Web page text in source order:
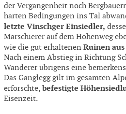
der Vergangenheit noch
harten Bedingungen ins Tal
letzte Vinschger Einsiedler,
Marschierer auf dem Höhenweg
wie die gut erhaltenen Ruinen
Nach einem Abstieg in Richtung
Wanderer übrigens eine
Das Ganglegg gilt im gesamten
erforschte,befestigte
Eisenzeit.